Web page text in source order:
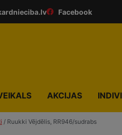
Facebook
AKCIJAS
/ Ruukki Vējdēlis, RR946/sudrabs